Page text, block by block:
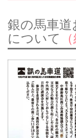
銀の馬車
について